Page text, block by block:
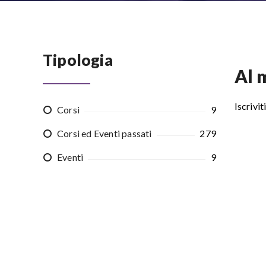
Al
Tipologia
Corsi 9
Corsi ed Eventi passati 279
Eventi 9